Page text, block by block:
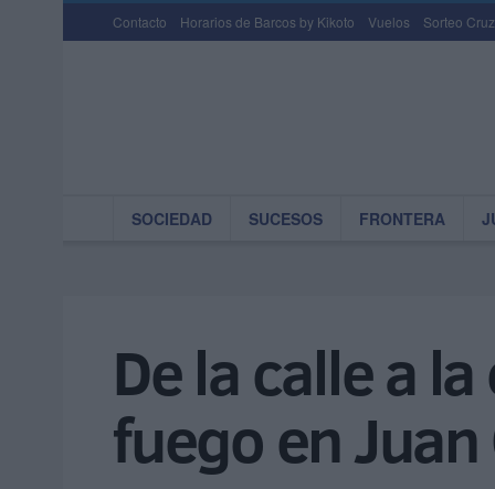
Contacto Horarios de Barcos by Kikoto Vuelos Sorteo
SOCIEDAD SUCESOS FRONTERA
De la calle a
fuego en